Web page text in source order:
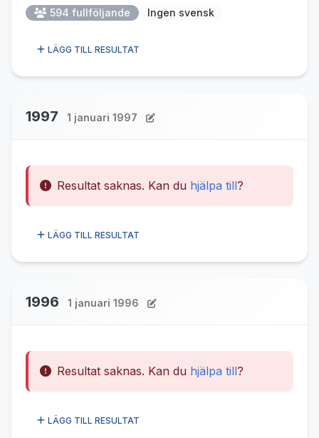
594 fullföljande Ingen svensk
LÄGG TILL RESULTAT
1997 1 januari 1997
Resultat saknas. Kan du hjälpa till?
LÄGG TILL RESULTAT
1996 1 januari 1996
Resultat saknas. Kan du hjälpa till?
LÄGG TILL RESULTAT